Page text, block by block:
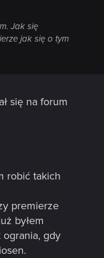
Jak się
jak się o tym
się na forum
robić takich
premierze
byłem
ogrania, gdy